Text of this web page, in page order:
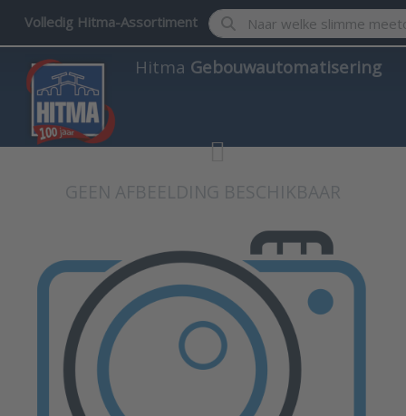
Volledig Hitma-Assortiment Enter a search term.
Hitma Gebouwautomatisering